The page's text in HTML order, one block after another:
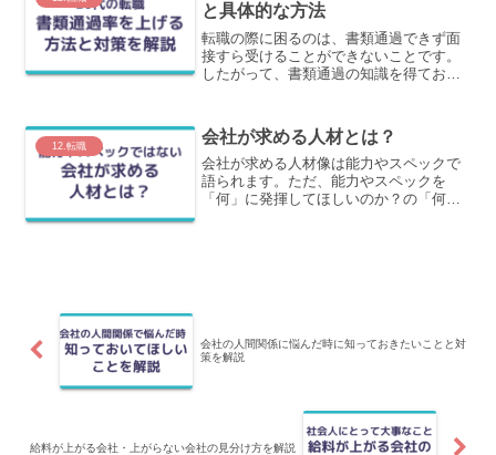
と具体的な方法
転職の際に困るのは、書類通過できず面
接すら受けることができないことです。
したがって、書類通過の知識を得ておく
考え方と、具体的な方法をわかりやすく
解説します。
12.転職 会社が求める人材とは？
会社が求める人材像は能力やスペックで
語られます。ただ、能力やスペックを
「何」に発揮してほしいのか？の「何」
会社の人間関係に悩んだ時に知っておきたいことと対
策を解説
給料が上がる会社・上がらない会社の見分け方を解説